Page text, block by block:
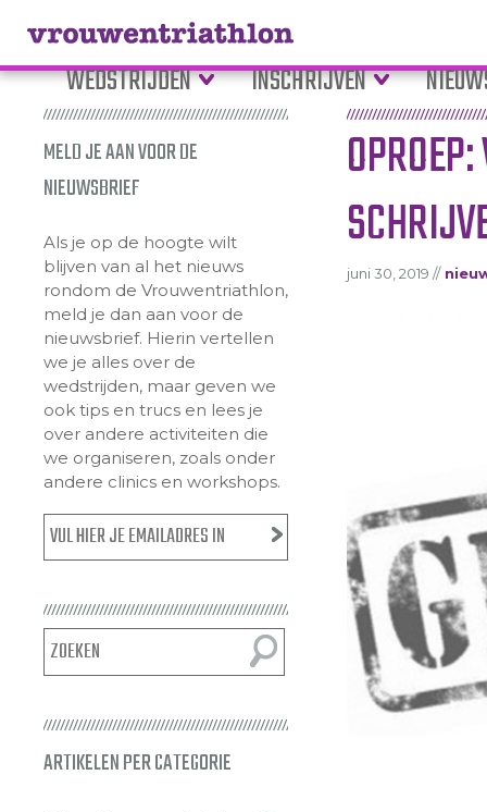
WEDSTRIJDEN INSCHRIJVEN
MELD JE AAN VOOR DE
NIEUWSBRIEF
Als je op de hoogte wilt
blijven van al het nieuws
rondom de Vrouwentriathlon,
meld je dan aan voor de
nieuwsbrief. Hierin vertellen
we je alles over de
wedstrijden, maar geven we
ook tips en trucs en lees je
over andere activiteiten die
we organiseren, zoals onder
andere clinics en workshops.
ARTIKELEN PER CATEGORIE
juni 30, 2019 //